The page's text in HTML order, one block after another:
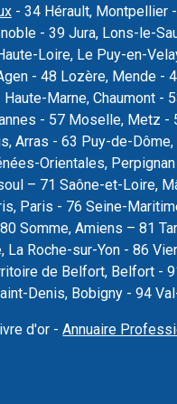
- 34 Hérault, Montpellier
- 39 Jura, Lons-le-
Loire, Le Puy-en-
- 48 Lozère, Mende
Haute-Marne, Chaumont
- 57 Moselle, Metz -
Arras - 63 Puy-de-
Orientales,
– 71 Saône-et-Loire,
Paris - 76 Seine-
Somme, Amiens – 81
La Roche-sur-Yon - 86
de Belfort, Belfort -
Denis, Bobigny - 94
d'or -Annuaire